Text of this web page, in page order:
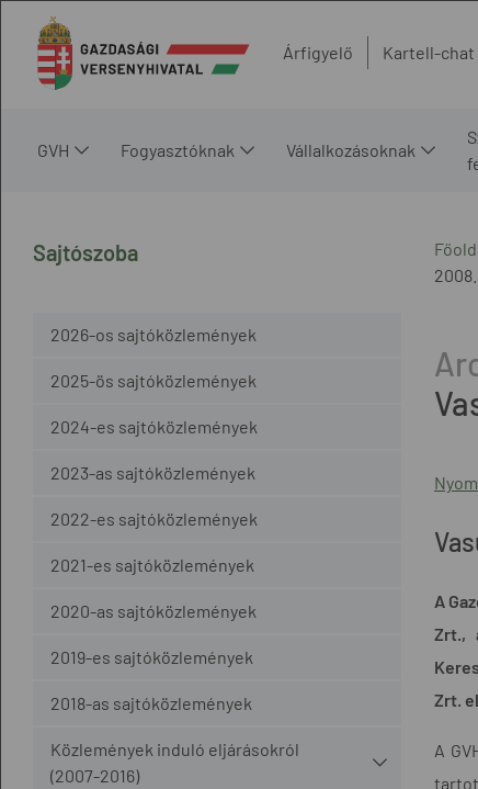
Árfigyelő Kartell-chat
GVH Fogyasztóknak Vállalkozásoknak
Sajtószoba
2026-os sajtóközlemények
2025-ös sajtóközlemények
2024-es sajtóközlemények
2023-as sajtóközlemények
2022-es sajtóközlemények
2021-es sajtóközlemények
2020-as sajtóközlemények
2019-es sajtóközlemények
2018-as sajtóközlemények
Közlemények induló eljárásokról
(2007-2016)
2008.
A
Zrt.,
Zrt.
A